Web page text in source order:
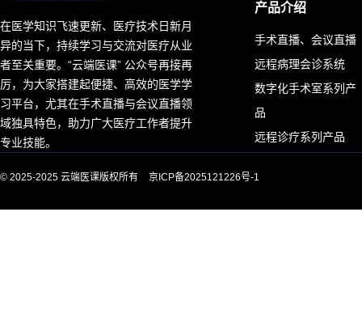
在医学知识飞速更新、医疗技术日新月
异的当下，持续学习与交流对医疗从业
者至关重要。“云端医课” 公众号再接再
厉，为大家搭建起便捷、高效的医学学
习平台，尤其在手术直播与会议直播领
域独具特色，助力广大医疗工作者提升
专业技能。
产品介绍
手术直播、会议直播
远程病理会诊系统
数字化手术室系列产
品
远程诊疗系列产品
© 2025-2025 云端医课版权所有 京ICP备2025121226号-1